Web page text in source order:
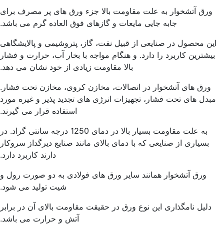
ورق آتشخوار به علت مقاومت بالا جزء ورق های پر مصرف برای
جابه جایی مایعات و گازهای فوق العاده گرم می باشد.
این محصول در صنایعی از قبیل نفت، گاز، پتروشیمی و پالایشگاهی
بیشترین کاربرد را دارد. و هنگام مواجه با بخار آب، حرارت و فشار
بالا مقاومت زیادی از خود نشان می دهد.
ورق های آتشخوار در اتصالات، مخازن کروی، مخازن تحت فشار.
مبدل های تحت فشار، تجهیزات انرژی های تجدید پذیر و غیره مورد
استفاده قرار می گیرند.
به علت مقاومت بسیار بالا در دمای 1250 درجه سانتی گراد. در
بسیاری از صنایعی که با دمای بالای مانند صنایع دیرگداز سروکار
دارند کاربرد دارد.
ورق آتشخوار همانند سایر ورق های فولادی به دو صورت رول و
شیت تولید می شود.
دلیل نامگذاری این نوع ورق در حقیقت مقاومت بالای آن در برابر
آتش و حرارت می باشد.